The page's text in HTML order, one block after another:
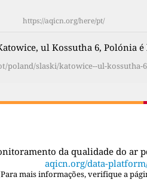
https://aqicn.org/here/pt/
ul Kossutha 6, Polónia é
poland/slaski/katowice--ul-kossutha-
da qualidade do ar
aqicn.org/data-
Para mais informações, verifique a